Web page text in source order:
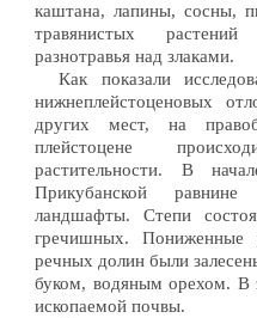
каштана, лапины, сосны,
травянистых растений
разнотравья над злаками.
Как показали
нижнеплейстоценовых
других мест, на
плейстоцене
растительности. В
Прикубанской равнине
ландшафты. Степи
гречишных. Пониженные
речных долин были
буком, водяным орехом. В
ископаемой почвы.